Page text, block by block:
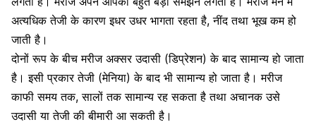
अत्यधिक तेजी के कारण इधर उधर भागता रहता है, नींद तथा भूख कम हो
जाती है।
दोनों रूप के बीच मरीज अक्सर उदासी (डिप्रेशन) के बाद सामान्य हो जाता
है। इसी प्रकार तेजी (मेनिया) के बाद भी सामान्य हो जाता है। मरीज
काफी समय तक, सालों तक सामान्य रह सकता है तथा अचानक उसे
उदासी या तेजी की बीमारी आ सकती है।